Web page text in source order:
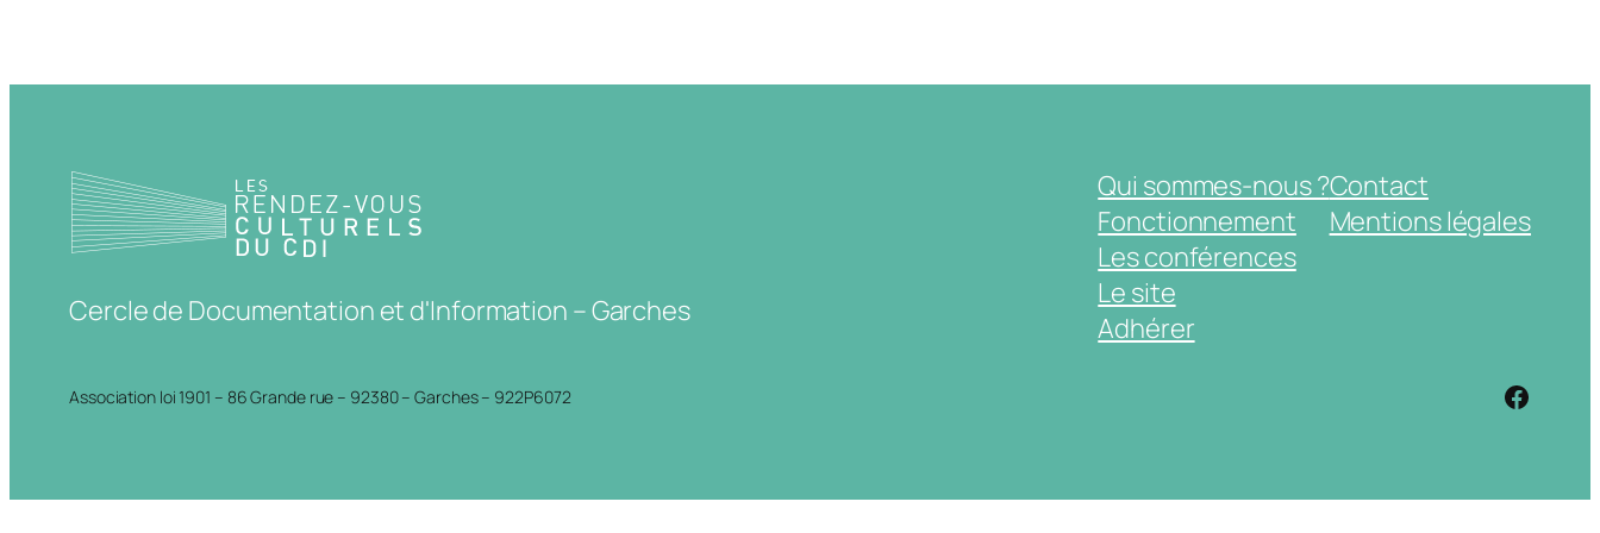
Cercle de Documentation et d'Information – Garches
Qui sommes-nous ?
Fonctionnement
Les conférences
Le site
Adhérer
Contact
Mentions légales
Association loi 1901 – 86 Grande rue – 92380 – Garches – 922P6072